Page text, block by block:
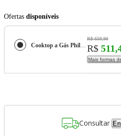
Ofertas disponíveis
Cooktop a Gás Philco 5 Queimadores Cook Chef Bivolt
R$ 659,90
R$
Mais formas
Consultar